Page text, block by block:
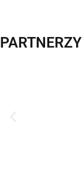
PARTNERZY